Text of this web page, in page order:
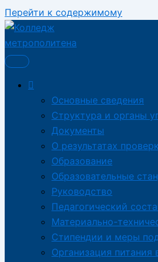
Перейти к содержимому
Основные сведения
Структура и органы
Документы
О результатах
Образование
Образовательные
Руководство
Педагогический
Материально-
Стипендии и меры
Организация питания